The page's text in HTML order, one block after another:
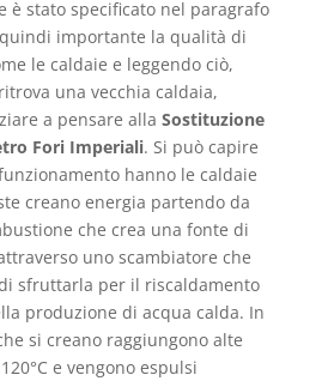
è stato specificato nel paragrafo
importante la qualità di
le caldaie e leggendo ciò,
una vecchia caldaia,
a pensare alla Sostituzione
Fori Imperiali. Si può capire
hanno le caldaie
creano energia partendo da
che crea una fonte di
uno scambiatore che
sfruttarla per il riscaldamento
produzione di acqua calda. In
si creano raggiungono alte
e vengono espulsi